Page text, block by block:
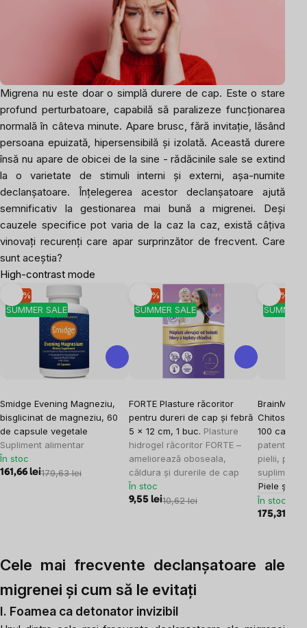
Migrena nu este doar o simplă durere de cap. Este o stare
profund perturbatoare, capabilă să paralizeze funcționarea
normală în câteva minute. Apare brusc, fără invitație, lăsând
persoana epuizată, hipersensibilă și izolată. Această durere
însă nu apare de obicei de la sine - rădăcinile sale se extind
la o varietate de stimuli interni și externi, așa-numite
declanșatoare. Înțelegerea acestor declanșatoare ajută
semnificativ la gestionarea mai bună a migrenei. Deși
cauzele specifice pot varia de la caz la caz, există câțiva
vinovați recurenți care apar surprinzător de frecvent. Care
sunt aceștia?
High-contrast mode
SUMMER SALE
-10 %
Smidge Evening Magneziu,
bisglicinat de magneziu, 60
de capsule vegetale
Supliment alimentar
În stoc
161,66 lei179,63 lei
SUMMER SALE
-10 %
FORTE Plasture răcoritor
pentru dureri de cap și febră
5 x 12 cm, 1 buc. Plasture
hidrogel răcoritor FORTE –
ameliorează oboseala,
căldura și durerile de cap
În stoc
9,55 lei10,62 lei
SUMMER
-10 %
BrainMax
Chitosan
100
patentat
pielii,
supliment
Piele și păr
În stoc
175,31 lei
Cele mai frecvente declanșatoare ale
migrenei și cum să le evitați
I. Foamea ca detonator invizibil